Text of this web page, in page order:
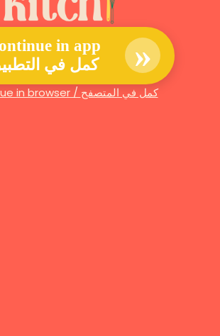
in app
كمل في
»
Continue in browser / كمل في المتصفح